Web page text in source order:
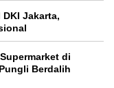
Jakarta,
di
Berdalih